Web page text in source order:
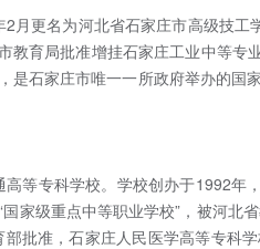
更名为河北省石家庄市高级技工
育局批准增挂石家庄工业中等专
石家庄市唯一一所政府举办的国
等专科学校。学校创办于1992年
家级重点中等职业学校”，被河北
批准，石家庄人民医学高等专科